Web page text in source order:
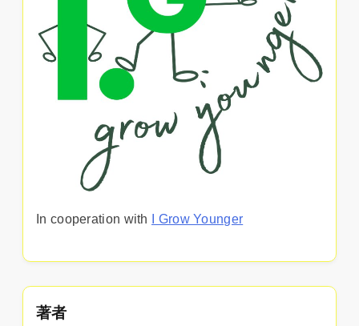
In cooperation with I Grow Younger
著者